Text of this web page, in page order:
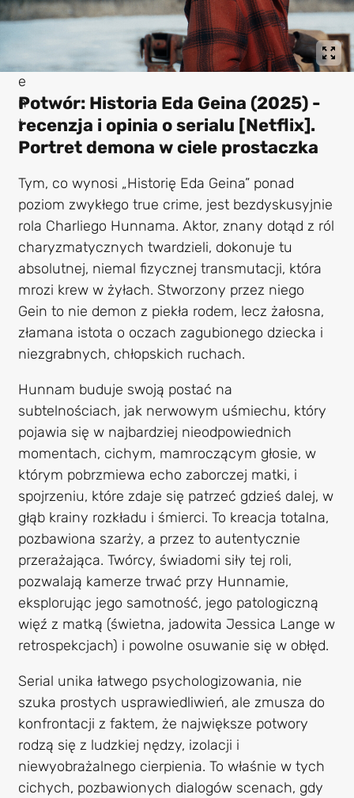
Potwór: Historia Eda Geina (2025) -
recenzja i opinia o serialu [Netflix].
Portret demona w ciele prostaczka
Tym, co wynosi „Historię Eda Geina” ponad
poziom zwykłego true crime, jest bezdyskusyjnie
rola Charliego Hunnama. Aktor, znany dotąd z ról
charyzmatycznych twardzieli, dokonuje tu
absolutnej, niemal fizycznej transmutacji, która
mrozi krew w żyłach. Stworzony przez niego
Gein to nie demon z piekła rodem, lecz żałosna,
złamana istota o oczach zagubionego dziecka i
niezgrabnych, chłopskich ruchach.
Hunnam buduje swoją postać na
subtelnościach, jak nerwowym uśmiechu, który
pojawia się w najbardziej nieodpowiednich
momentach, cichym, mamroczącym głosie, w
którym pobrzmiewa echo zaborczej matki, i
spojrzeniu, które zdaje się patrzeć gdzieś dalej, w
głąb krainy rozkładu i śmierci. To kreacja totalna,
pozbawiona szarży, a przez to autentycznie
przerażająca. Twórcy, świadomi siły tej roli,
pozwalają kamerze trwać przy Hunnamie,
eksplorując jego samotność, jego patologiczną
więź z matką (świetna, jadowita Jessica Lange w
retrospekcjach) i powolne osuwanie się w obłęd.
Serial unika łatwego psychologizowania, nie
szuka prostych usprawiedliwień, ale zmusza do
konfrontacji z faktem, że największe potwory
rodzą się z ludzkiej nędzy, izolacji i
niewyobrażalnego cierpienia. To właśnie w tych
cichych, pozbawionych dialogów scenach, gdy